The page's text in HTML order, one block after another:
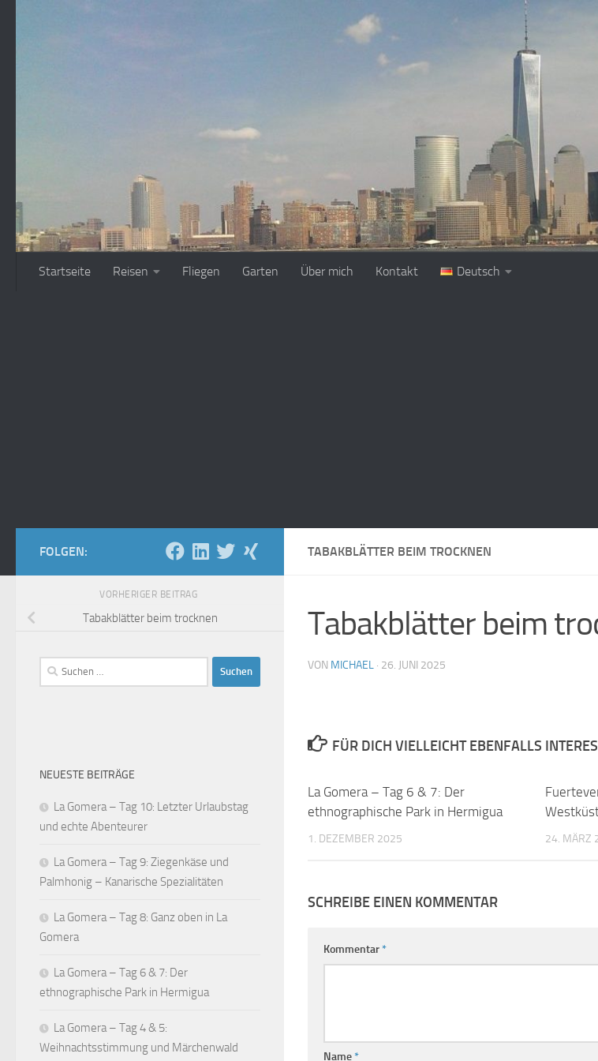
Startseite Reisen Fliegen Garten Über mich Kontakt Deutsch
TABAKBLÄTTER BEIM TROCKNEN
Tabakblätter beim
VON MICHAEL · 26. JUNI 2025
FÜR DICH VIELLEICHT EBENFALLS
La Gomera – Tag 6 & 7: Der
ethnographische Park in Hermigua
1. DEZEMBER 2025 24. MÄRZ
SCHREIBE EINEN KOMMENTAR
Kommentar*
Name*
FOLGEN:
VORHERIGER BEITRAG
Tabakblätter beim trocknen
Suchen
nach:
NEUESTE BEITRÄGE
La Gomera – Tag 10: Letzter Urlaubstag
und echte Abenteurer
La Gomera – Tag 9: Ziegenkäse und
Palmhonig – Kanarische Spezialitäten
La Gomera – Tag 8: Ganz oben in La
Gomera
La Gomera – Tag 6 & 7: Der
ethnographische Park in Hermigua
La Gomera – Tag 4 & 5:
Weihnachtsstimmung und Märchenwald